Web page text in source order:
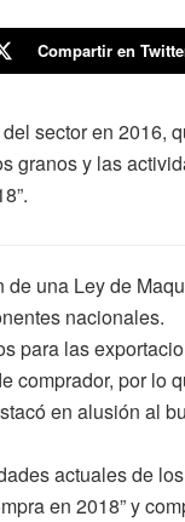
Compartir en
sector en 2016,
granos y las
de una Ley de
nacionales.
para las
comprador, por lo
en alusión al
actuales de
en 2018” y